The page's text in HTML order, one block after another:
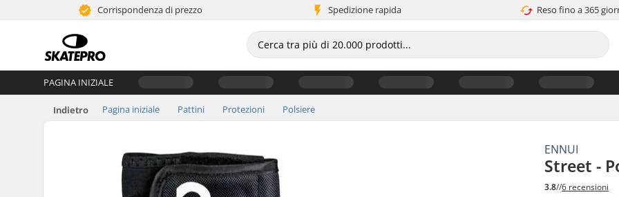
Corrispondenza di prezzo Spedizione rapida Reso fino a 365
PAGINA INIZIALE
Indietro Pagina iniziale Pattini Protezioni Polsiere
ENNUI
Street -
3.8//6 recensioni